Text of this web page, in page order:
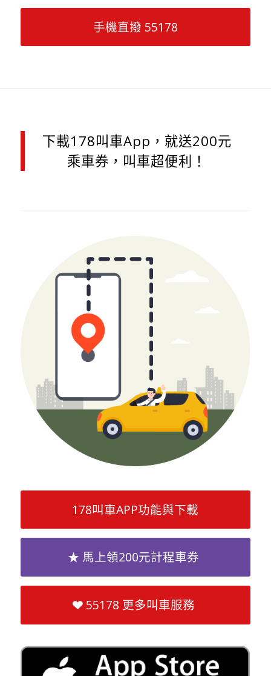
手機直撥 55178
下載178叫車App，就送200元
乘車券，叫車超便利！
178叫車APP功能與下載
馬上領200元計程車券
55178 更多叫車服務